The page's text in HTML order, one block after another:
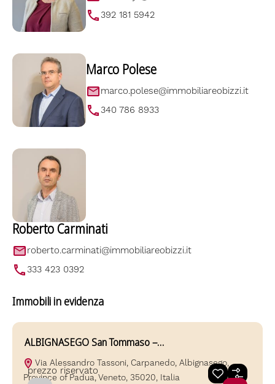
392 181 5942
Marco Polese
marco.polese@immobiliareobizzi.it
340 786 8933
Roberto Carminati
roberto.carminati@immobiliareobizzi.it
333 423 0392
Immobili in evidenza
ALBIGNASEGO San Tommaso –…
Via Alessandro Tassoni, Carpanedo, Albignasego,
Province of Padua, Veneto, 35020, Italia
prezzo riservato